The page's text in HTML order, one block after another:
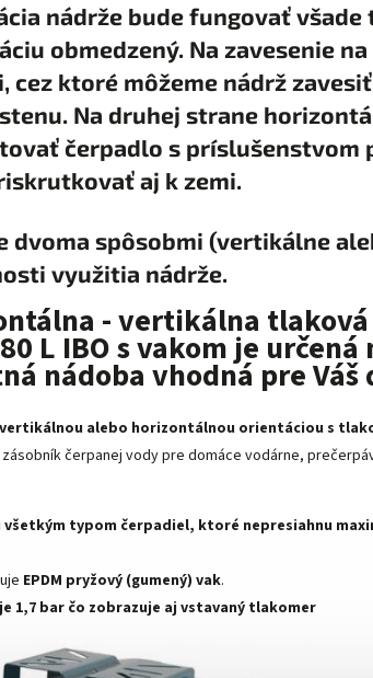
nádrže bude fungovať všade
obmedzený. Na zavesenie
cez ktoré môžeme nádrž
Na druhej strane
čerpadlo s príslušenstvom
aj k zemi.
dvoma spôsobmi (vertikálne
využitia nádrže.
- vertikálna tlaková
L IBO s vakom je
nádoba vhodná pre Váš
alebo horizontálnou orientáciou s
čerpanej vody pre domáce vodárne,
všetkým typom čerpadiel, ktoré nepresiahnu
EPDM pryžový (gumený) vak.
1,7 bar čo zobrazuje aj vstavaný tlakomer